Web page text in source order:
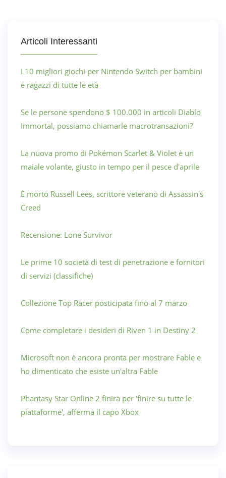
Articoli Interessanti
I 10 migliori giochi per Nintendo Switch per bambini
e ragazzi di tutte le età
Se le persone spendono $ 100.000 in articoli Diablo
Immortal, possiamo chiamarle macrotransazioni?
La nuova promo di Pokémon Scarlet & Violet è un
maiale volante, giusto in tempo per il pesce d'aprile
È morto Russell Lees, scrittore veterano di Assassin's
Creed
Recensione: Lone Survivor
Le prime 10 società di test di penetrazione e fornitori
di servizi (classifiche)
Collezione Top Racer posticipata fino al 7 marzo
Come completare i desideri di Riven 1 in Destiny 2
Microsoft non è ancora pronta per mostrare Fable e
ho dimenticato che esiste un'altra Fable
Phantasy Star Online 2 finirà per 'finire su tutte le
piattaforme', afferma il capo Xbox